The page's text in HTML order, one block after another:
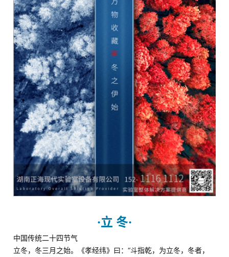
·立 冬·
中国传统二十四节气
立冬，冬三月之始。《孝经纬》曰：“斗指乾，为立冬，冬者，